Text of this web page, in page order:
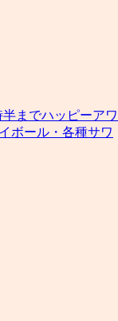
までハッピーアワ
ボール・各種サワ